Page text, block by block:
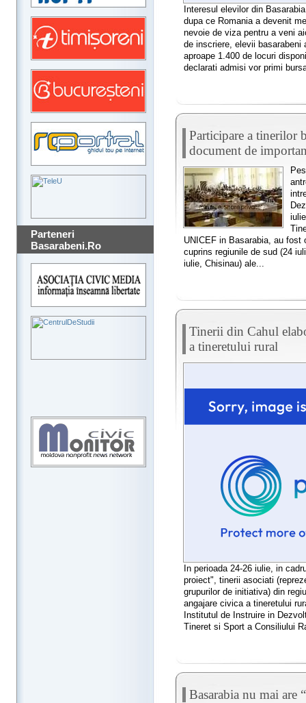
Parteneri
Basarabeni.Ro
Interesul elevilor din
dupa ce Romania a devenit
nevoie de viza pentru a veni
de inscriere, elevii basarabeni
aproape 1.400 de locuri
declarati admisi vor primi
Participare a tinerilor
document de
UNICEF in Basarabia, au fost
cuprins regiunile de sud (24
iulie, Chisinau) ale...
Tinerii din Cahul
a tineretului rural
In perioada 24-26 iulie, in
proiect", tinerii asociati
grupurilor de initiativa) din
angajare civica a tineretului
Institutul de Instruire in
Tineret si Sport a Consiliului
Basarabia nu mai are